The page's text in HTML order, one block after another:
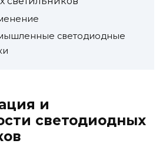
светодиодные
и
светодиодных